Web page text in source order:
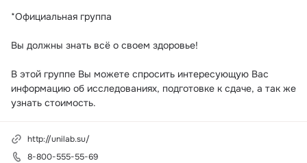
*Официальная группа
Вы должны знать всё о своем здоровье!
В этой группе Вы можете спросить интересующую Вас
информацию об исследованиях, подготовке к сдаче, а так же
узнать стоимость.
http://unilab.su/
8-800-555-55-69